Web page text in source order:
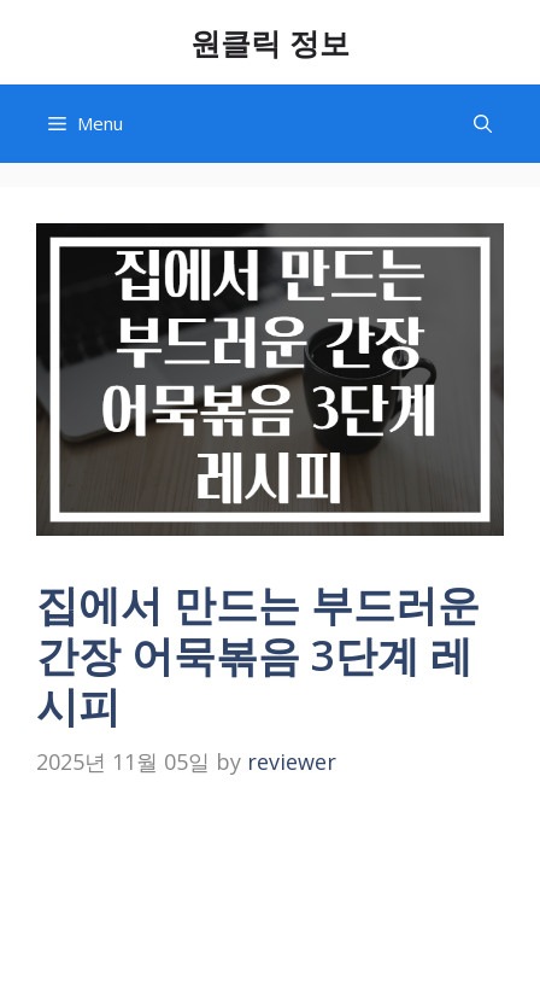
content
원클릭 정보
Menu
집에서 만드는 부드러운
간장 어묵볶음 3단계 레
시피
2025년 11월 05일 by reviewer